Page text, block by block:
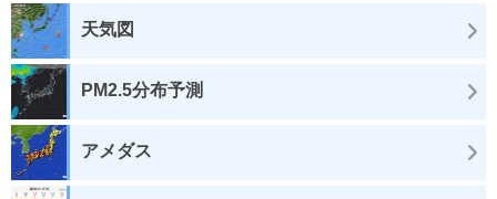
天気図
PM2.5分布予測
アメダス